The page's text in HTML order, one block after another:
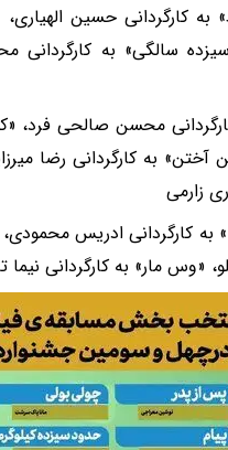
به کارگردانی حسین
سالگی» به کارگردانی
محسن صالحی فرد،
آختن» به کارگردانی رضا
زارمی
کارگردانی ادریس محمودی،
«وس مار» به کارگردانی نیما